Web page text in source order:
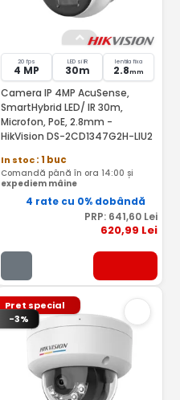
20 fps
4 MP
LED si IR
30m
lentila fixa
2.8mm
Camera IP 4MP AcuSense,
SmartHybrid LED/ IR 30m,
Microfon, PoE, 2.8mm -
HikVision DS-2CD1347G2H-LIU2
In stoc: 1 buc
Comandă până în ora 14:00 și
expediem mâine
4 rate cu 0% dobândă
PRP: 641,60 Lei
620,99 Lei
Pret special
-3%